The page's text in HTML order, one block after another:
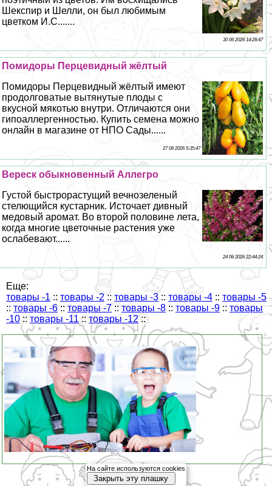
Шекспир и Шелли, он был любимым
цветком И.С.......
30 06 2026 14:28:47
Помидоры Перцевидный жёлтый
Помидоры Перцевидный жёлтый имеют
продолговатые вытянутые плоды с
вкусной мякотью внутри. Отличаются они
гипоаллергенностью. Купить семена можно
онлайн в магазине от НПО Сады......
27 06 2026 5:35:47
Вереск обыкновенный Аллегро
Густой быстрорастущий вечнозеленый
стелющийся кустарник. Источает дивный
медовый аромат. Во второй половине лета,
когда многие цветочные растения уже
ослабевают......
24 06 2026 22:44:24
Еще:
товары -1:: товары -2 :: товары -3 :: товары -4 :: товары -5
:: товары -6 :: товары -7 :: товары -8 :: товары -9 :: товары
-10 ::товары -11 :: товары -12::
На сайте используются cookies
Закрыть эту плашку